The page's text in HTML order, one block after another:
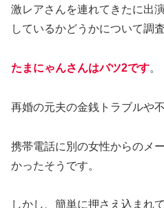
激レアさんを連れてきたに出
しているかどうかについて調
たまにゃんさんはバツ2です。
再婚の元夫の金銭トラブルや
携帯電話に別の女性からのメ
かったそうです。
しかし、簡単に押さえ込まれ